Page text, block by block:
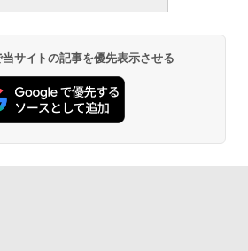
サイトの記事を優先表示させる